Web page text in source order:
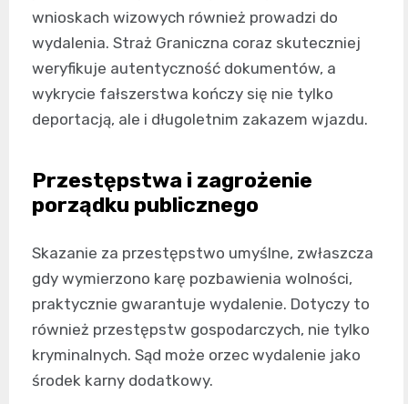
wnioskach wizowych również prowadzi do
wydalenia. Straż Graniczna coraz skuteczniej
weryfikuje autentyczność dokumentów, a
wykrycie fałszerstwa kończy się nie tylko
deportacją, ale i długoletnim zakazem wjazdu.
Przestępstwa i zagrożenie
porządku publicznego
Skazanie za przestępstwo umyślne, zwłaszcza
gdy wymierzono karę pozbawienia wolności,
praktycznie gwarantuje wydalenie. Dotyczy to
również przestępstw gospodarczych, nie tylko
kryminalnych. Sąd może orzec wydalenie jako
środek karny dodatkowy.